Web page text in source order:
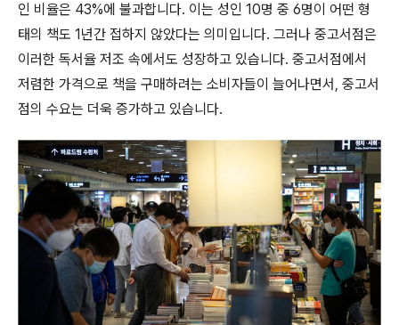
인 비율은 43%에 불과합니다. 이는 성인 10명 중 6명이 어떤 형
태의 책도 1년간 접하지 않았다는 의미입니다. 그러나 중고서점은
이러한 독서율 저조 속에서도 성장하고 있습니다. 중고서점에서
저렴한 가격으로 책을 구매하려는 소비자들이 늘어나면서, 중고서
점의 수요는 더욱 증가하고 있습니다.